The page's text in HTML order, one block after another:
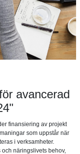
avancerad
finansiering av projekt
som uppstår när
i verksamheter.
näringslivets behov,